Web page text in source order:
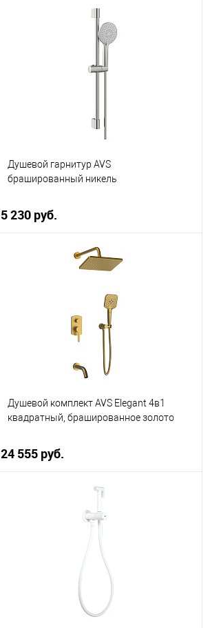
В корзину
Душевой гарнитур AVS
брашированный никель
5 230 руб.
В корзину
Душевой комплект AVS Elegant 4в1
квадратный, брашированное золото
24 555 руб.
В корзину